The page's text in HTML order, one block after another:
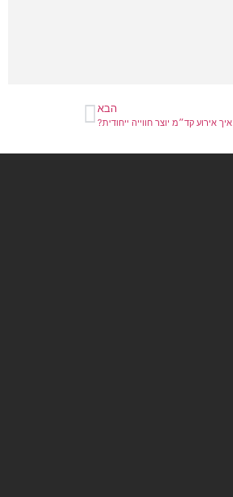
הבא
איך אירוע קד״מ יוצר חווייה ייחודית?